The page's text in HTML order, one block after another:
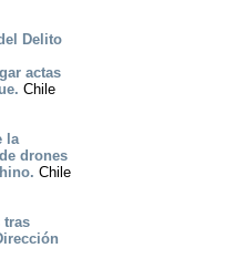
Delito
actas
Chile
la
drones
Chile
tras